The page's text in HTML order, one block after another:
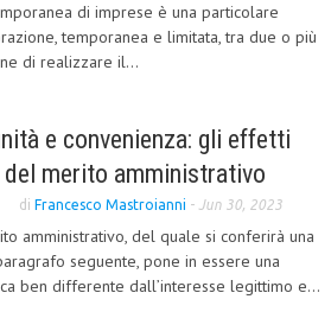
di imprese è una particolare
temporanea e limitata, tra due o più
di realizzare il...
e convenienza: gli effetti
merito amministrativo
di Francesco Mastroianni - Jun 30, 2023
amministrativo, del quale si conferirà una
seguente, pone in essere una
ben differente dall’interesse legittimo e...